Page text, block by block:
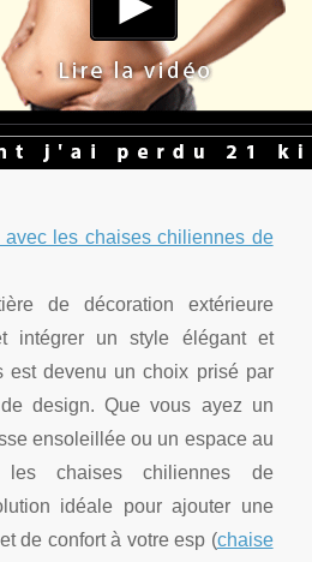
les chaises chiliennes de
de décoration extérieure
intégrer un style élégant et
est devenu un choix prisé par
design. Que vous ayez un
ensoleillée ou un espace au
chaises chiliennes de
idéale pour ajouter une
de confort à votre esp (chaise